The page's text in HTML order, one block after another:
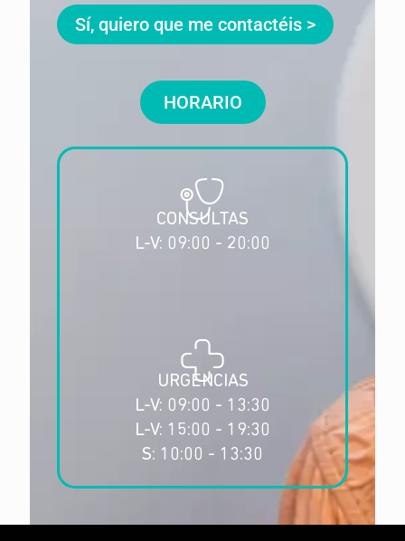
HORARIO
CONSULTAS
L-V: 09:00 - 20:00
URGENCIAS
L-V: 09:00 - 13:30
L-V: 15:00 - 19:30
S: 10:00 - 13:30